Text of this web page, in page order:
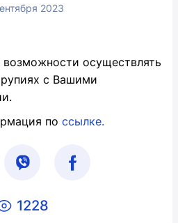
2023
осуществлять
с Вашими
по ссылке.
1228